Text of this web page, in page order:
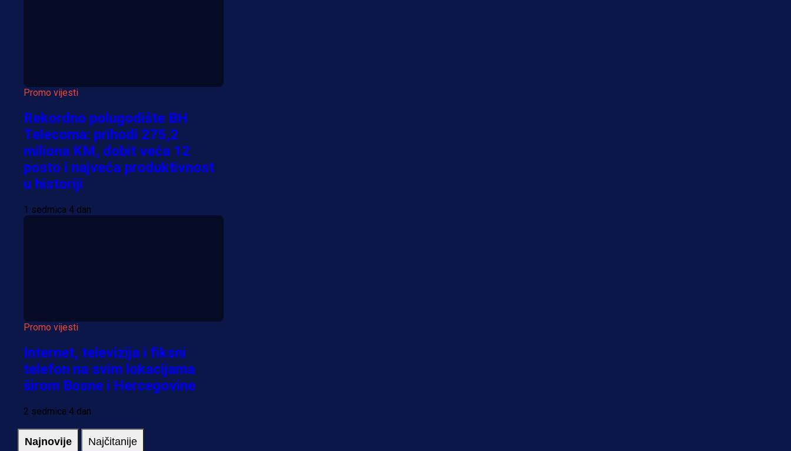
Promo vijesti
Rekordno polugodište BH
Telecoma: prihodi 275,2
miliona KM, dobit veća 12
posto i najveća produktivnost
u historiji
1 sedmica 4 dan
Promo vijesti
Internet, televizija i fiksni
telefon na svim lokacijama
širom Bosne i Hercegovine
2 sedmica 4 dan
Najnovije Najčitanije